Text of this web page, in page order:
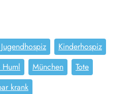
Jugendhospiz
Kinderhospiz
München
Tote
krank